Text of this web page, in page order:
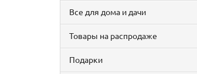
Все для дома и дачи
Товары на распродаже
Подарки